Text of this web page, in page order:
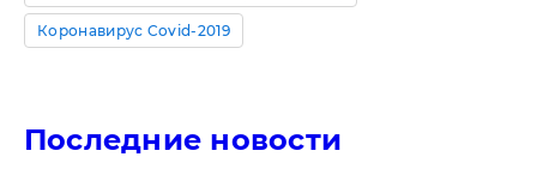
Коронавирус Covid-2019
Последние новости